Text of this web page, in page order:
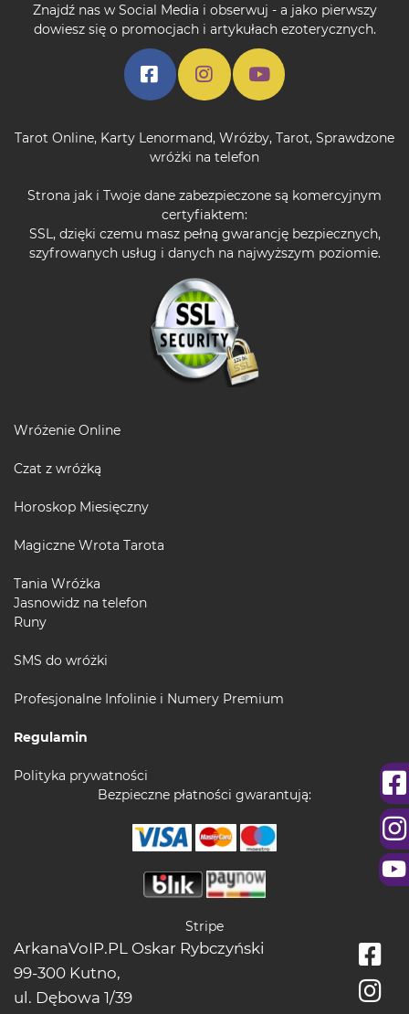
Znajdź nas w Social Media i obserwuj - a jako pierwszy
dowiesz się o promocjach i artykułach ezoterycznych.
Tarot Online, Karty Lenormand, Wróżby, Tarot, Sprawdzone
wróżki na telefon
Strona jak i Twoje dane zabezpieczone są komercyjnym
certyfiaktem:
SSL, dzięki czemu masz pełną gwarancję bezpiecznych,
szyfrowanych usług i danych na najwyższym poziomie.
Wróżenie Online
Czat z wróżką
Horoskop Miesięczny
Magiczne Wrota Tarota
Tania Wróżka
Jasnowidz na telefon
Runy
SMS do wróżki
Profesjonalne Infolinie i Numery Premium
Regulamin
Polityka prywatności
Bezpieczne płatności gwarantują:
Stripe
ArkanaVoIP.PL Oskar Rybczyński
99-300 Kutno,
ul. Dębowa 1/39